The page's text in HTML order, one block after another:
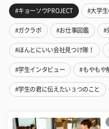
#キョーソウPROJECT #大学
#ガクラボ #お仕事図鑑 #
#ほんとにいい会社見つけ隊！
#学生インタビュー #もやもや
#学生の君に伝えたい３つのこと